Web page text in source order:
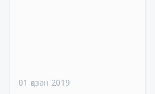
01 қазан 2019